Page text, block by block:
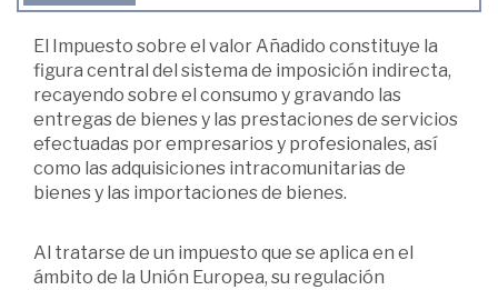
El Impuesto sobre el valor Añadido constituye la
figura central del sistema de imposición indirecta,
recayendo sobre el consumo y gravando las
entregas de bienes y las prestaciones de servicios
efectuadas por empresarios y profesionales, así
como las adquisiciones intracomunitarias de
bienes y las importaciones de bienes.
Al tratarse de un impuesto que se aplica en el
ámbito de la Unión Europea, su regulación